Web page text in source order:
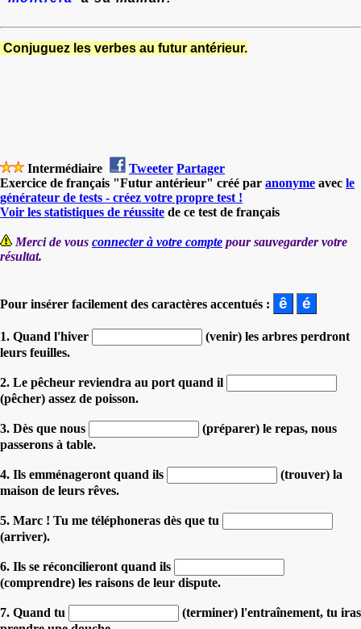
Conjuguez les verbes au futur antérieur.
Intermédiaire Tweeter Partager
Exercice de français "Futur antérieur" créé par anonyme avec le
générateur de tests - créez votre propre test !
Voir les statistiques de réussite de ce test de français
Merci de vous connecter à votre compte pour sauvegarder votre
résultat.
Pour insérer facilement des caractères accentués :
1. Quand l'hiver
(venir) les arbres perdront
leurs feuilles.
2. Le pêcheur reviendra au port quand il
(pêcher) assez de poisson.
3. Dès que nous
(préparer) le repas, nous
passerons à table.
4. Ils emménageront quand ils
(trouver) la
maison de leurs rêves.
5. Marc ! Tu me téléphoneras dès que tu
(arriver).
6. Ils se réconcilieront quand ils
(comprendre) les raisons de leur dispute.
7. Quand tu
(terminer) l'entraînement, tu iras